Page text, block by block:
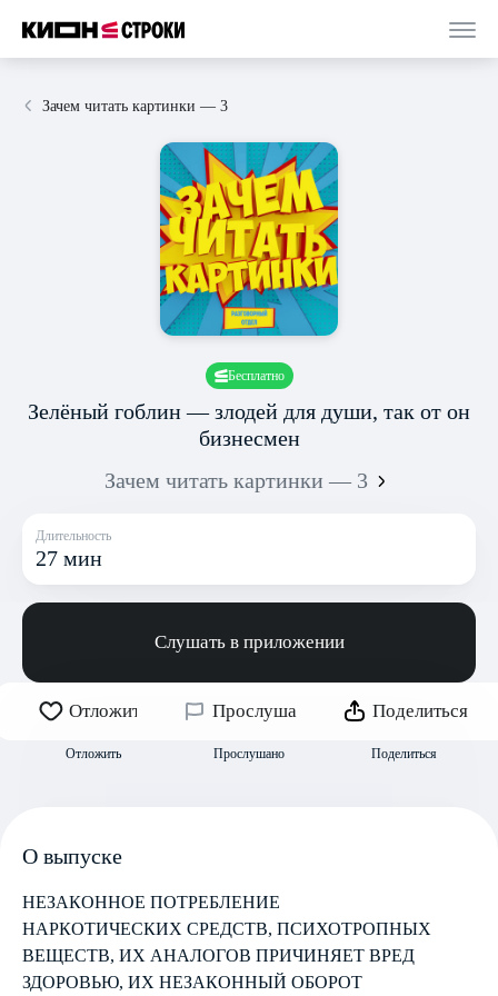
Зачем читать картинки — 3
Бесплатно
Зелёный гоблин — злодей для души, так от он
бизнесмен
Зачем читать картинки — 3
Длительность
27 мин
Слушать в приложении
Отложить
Отложить
Прослушано
Прослушано
Поделиться
Поделиться
О выпуске
НЕЗАКОННОЕ ПОТРЕБЛЕНИЕ
НАРКОТИЧЕСКИХ СРЕДСТВ, ПСИХОТРОПНЫХ
ВЕЩЕСТВ, ИХ АНАЛОГОВ ПРИЧИНЯЕТ ВРЕД
ЗДОРОВЬЮ, ИХ НЕЗАКОННЫЙ ОБОРОТ